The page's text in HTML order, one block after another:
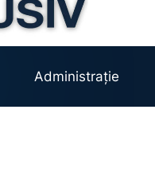
Administrație